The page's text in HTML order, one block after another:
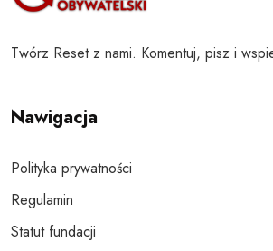
Twórz Reset z nami. Komentuj, pisz i
Nawigacja
Polityka prywatności
Regulamin
Statut fundacji